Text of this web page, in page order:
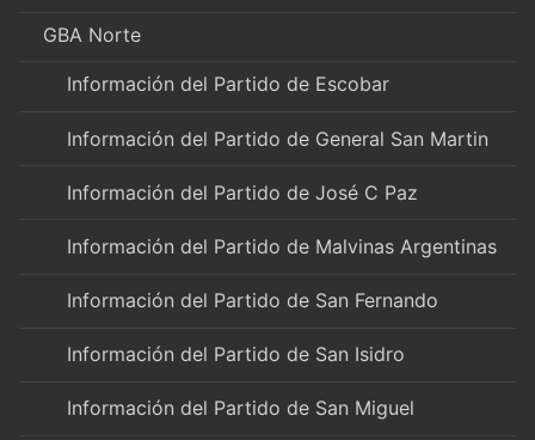
GBA Norte
Información del Partido de Escobar
Información del Partido de General San Martin
Información del Partido de José C Paz
Información del Partido de Malvinas Argentinas
Información del Partido de San Fernando
Información del Partido de San Isidro
Información del Partido de San Miguel